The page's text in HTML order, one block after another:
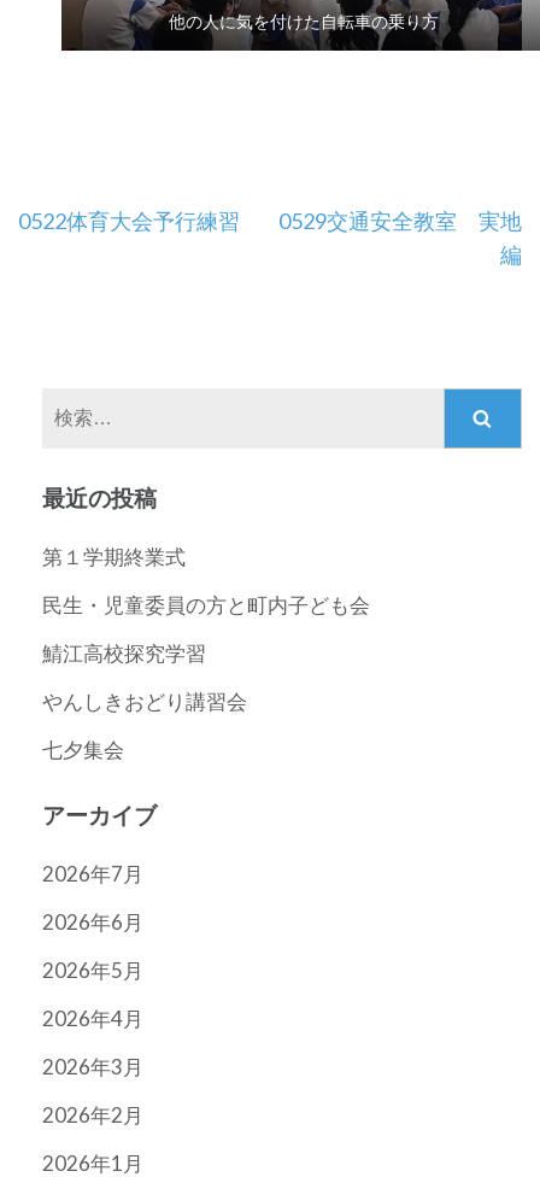
他の人に気を付けた自転車の乗り方
投
ン
0522体育大会予行練習
0529交通安全教室 実地
編
最近の投稿
第１学期終業式
民生・児童委員の方と町内子ども会
鯖江高校探究学習
やんしきおどり講習会
七夕集会
アーカイブ
2026年7月
2026年6月
2026年5月
2026年4月
2026年3月
2026年2月
2026年1月